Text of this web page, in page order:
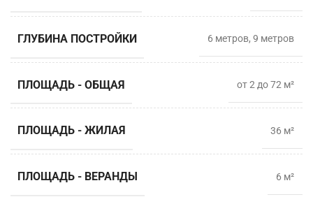
ГЛУБИНА ПОСТРОЙКИ 6 метрoв, 9 мeтров
ПЛОЩАДЬ - ОБЩАЯ от 2 до 72 м²
ПЛОЩАДЬ - ЖИЛАЯ 36 м²
ПЛОЩАДЬ - ВЕРАНДЫ 6 м²